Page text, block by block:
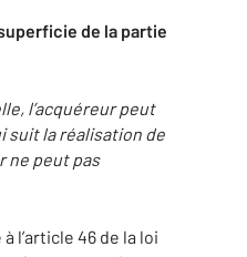
de la partie
l’acquéreur peut
suit la réalisation de
ne peut pas
l’article 46 de la loi